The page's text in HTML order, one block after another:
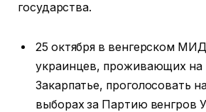
государства.
25 октября в венгерском
украинцев, проживающих на
Закарпатье, проголосовать
выборах за Партию венгров